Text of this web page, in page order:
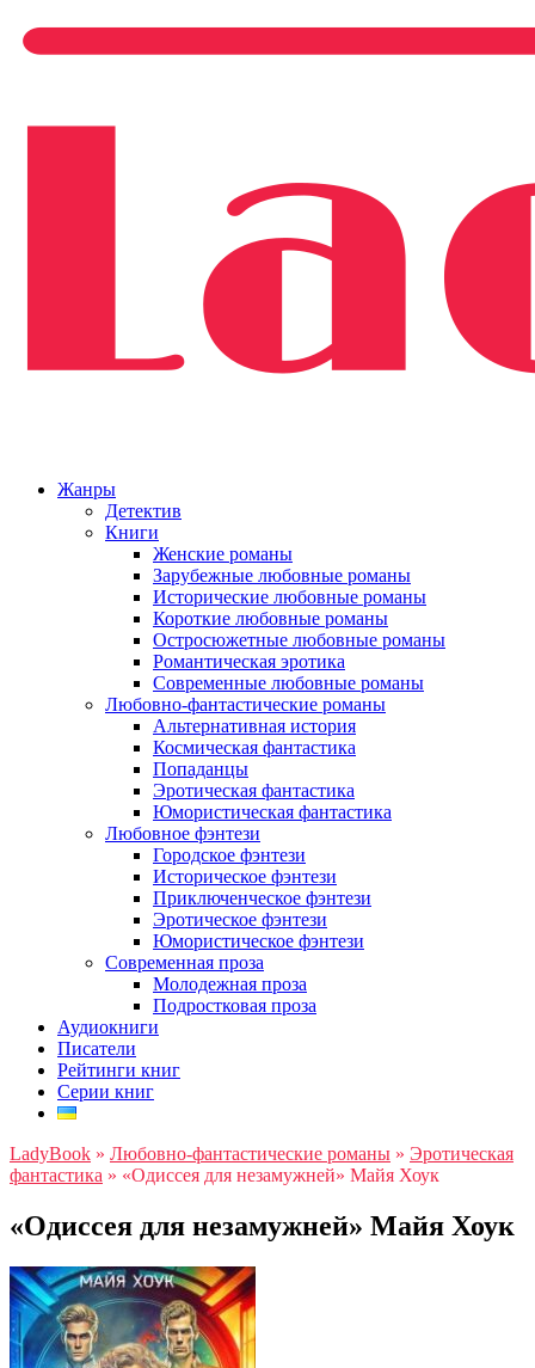
Жанры
Детектив
Книги
Женские романы
Зарубежные любовные романы
Исторические любовные романы
Короткие любовные романы
Остросюжетные любовные романы
Романтическая эротика
Современные любовные романы
Любовно-фантастические романы
Альтернативная история
Космическая фантастика
Попаданцы
Эротическая фантастика
Юмористическая фантастика
Любовное фэнтези
Городское фэнтези
Историческое фэнтези
Приключенческое фэнтези
Эротическое фэнтези
Юмористическое фэнтези
Современная проза
Молодежная проза
Подростковая проза
Аудиокниги
Писатели
Рейтинги книг
Серии книг
LadyBook » Любовно-фантастические романы » Эротическая
фантастика » «Одиссея для незамужней» Майя Хоук
«Одиссея для незамужней» Майя Хоук